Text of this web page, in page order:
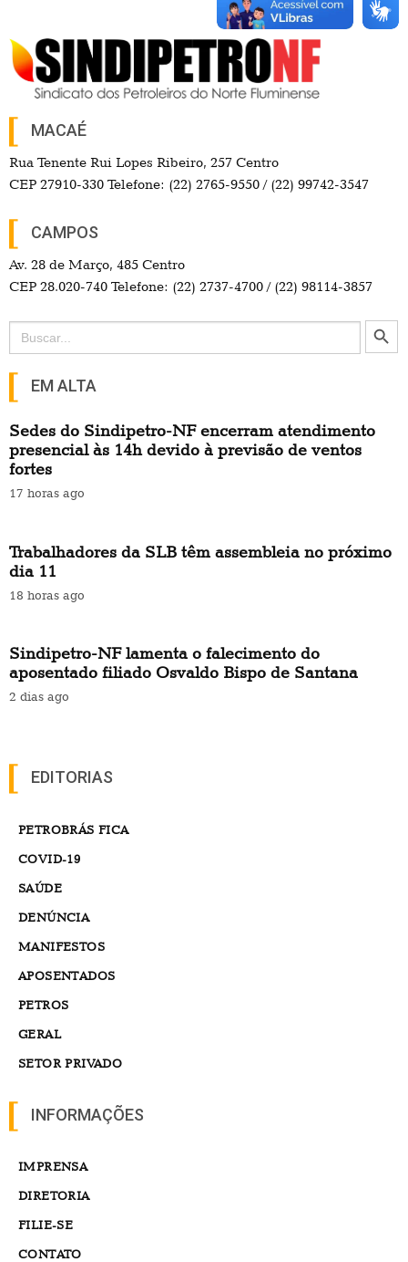
MACAÉ
Rua Tenente Rui Lopes Ribeiro, 257 Centro
CEP 27910-330 Telefone: (22) 2765-9550 / (22) 99742-3547
CAMPOS
Av. 28 de Março, 485 Centro
CEP 28.020-740 Telefone: (22) 2737-4700 / (22) 98114-3857
Search
for:
Search Button
EM ALTA
Sedes do Sindipetro-NF encerram atendimento
presencial às 14h devido à previsão de ventos
fortes
17 horas ago
Trabalhadores da SLB têm assembleia no próximo
dia 11
18 horas ago
Sindipetro-NF lamenta o falecimento do
aposentado filiado Osvaldo Bispo de Santana
2 dias ago
EDITORIAS
PETROBRÁS FICA
COVID-19
SAÚDE
DENÚNCIA
MANIFESTOS
APOSENTADOS
PETROS
GERAL
SETOR PRIVADO
INFORMAÇÕES
IMPRENSA
DIRETORIA
FILIE-SE
CONTATO